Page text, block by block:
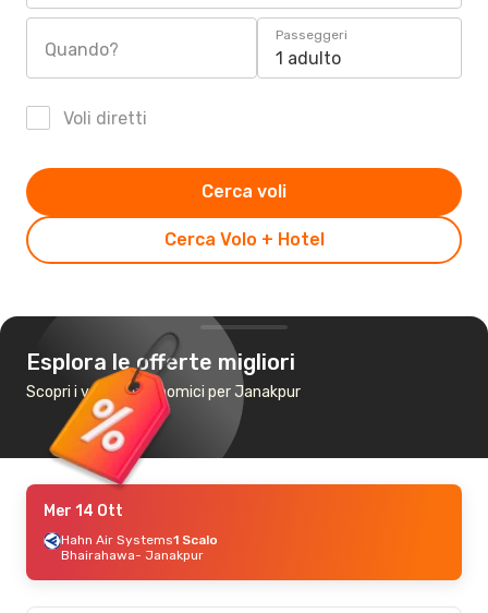
Quando?
Passeggeri
1 adulto
Voli diretti
Cerca Volo + Hotel
Cerca voli
Esplora le offerte migliori
Scopri i voli più economici per Janakpur
Mer 14 Ott
Hahn Air Systems1 Scalo
Bhairahawa- Janakpur